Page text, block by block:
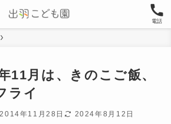
電話
11月は、きのこご飯、
ライ
2014年11月28日 2024年8月12日